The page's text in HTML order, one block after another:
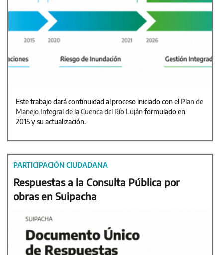
Este trabajo dará continuidad al proceso iniciado con el Plan de
Manejo Integral de la Cuenca del Río Lujánformulado en
2015 y su actualización.
PARTICIPACIÓN CIUDADANA
Respuestas a la Consulta Pública por
obras en Suipacha